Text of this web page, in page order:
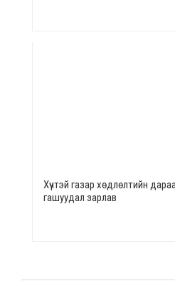
Хүчтэй газар хөдлөлтийн
гашуудал зарлав